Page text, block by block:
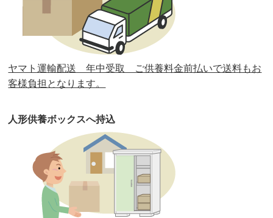
第31回人形供養祭 平成31年3月13日(水)
第30回人形供養祭平成30年11月28日(水)
第29回人形供養祭平成30年5月23日(水)
第27回人形供養祭平成29年6月14日(水)
第26回人形供養祭平成28年12月15日(木)
第25回人形供養祭 平成28年6月16日(木)
第24回人形供養祭 平成27年11月27日
ヤマト運輸配送 年中受取 ご供養料金前払いで送料もお
客様負担となります。
人形供養ボックスへ持込